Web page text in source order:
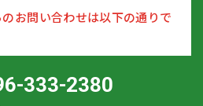
お問い合わせは以下の通りで
333-2380